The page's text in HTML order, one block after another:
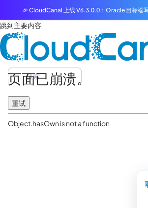
🎉 CloudCanal 上线 V6.3.0.0：Oracle 目标端
跳到主要内容
页面已崩溃。
重试
Object.hasOwn is not a function